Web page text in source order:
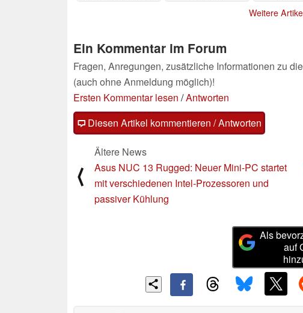
Weitere
Ein Kommentar im Forum
Fragen, Anregungen, zusätzliche Informationen zu
(auch ohne Anmeldung möglich)!
Ersten Kommentar lesen /Antworten
Diesen Artikel kommentieren / Antworten
⟨
Ältere News
Asus NUC 13 Rugged: Neuer Mini-PC startet
mit verschiedenen Intel-Prozessoren und
passiver Kühlung
Als
auf